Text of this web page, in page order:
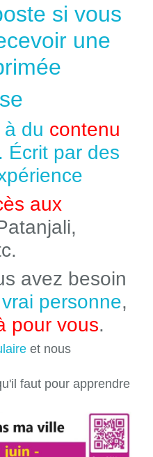
si vous
une
du contenu
. Écrit par des
aux
avez besoin
personne,
pour vous.
et nous
faut pour apprendre